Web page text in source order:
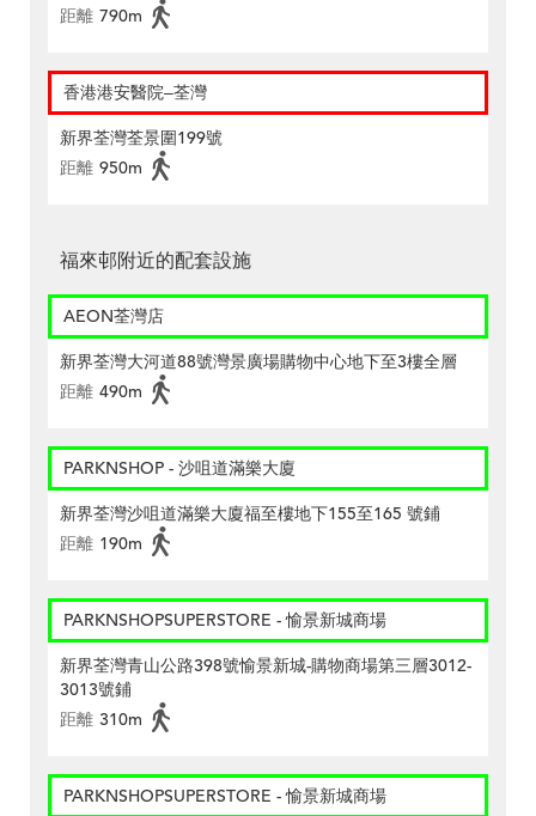
距離 790m
香港港安醫院–荃灣
新界荃灣荃景圍199號
距離 950m
福來邨附近的配套設施
AEON荃灣店
新界荃灣大河道88號灣景廣場購物中心地下至3樓全層
距離 490m
PARKNSHOP - 沙咀道滿樂大廈
新界荃灣沙咀道滿樂大廈福至樓地下155至165 號鋪
距離 190m
PARKNSHOPSUPERSTORE - 愉景新城商場
新界荃灣青山公路398號愉景新城-購物商場第三層3012-
3013號鋪
距離 310m
PARKNSHOPSUPERSTORE - 愉景新城商場